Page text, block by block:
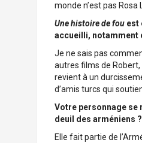
monde n’est pas Rosa
Une histoire de fouest
accueilli, notamment
Je ne sais pas
autres films de Robert,
revient à un
d’amis turcs qui
Votre personnage se
deuil des arméniens ?
Elle fait partie de